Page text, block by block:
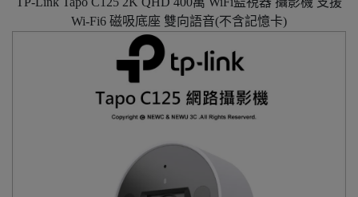
Wi-Fi6 磁吸底座 雙向語音(不含記憶卡)